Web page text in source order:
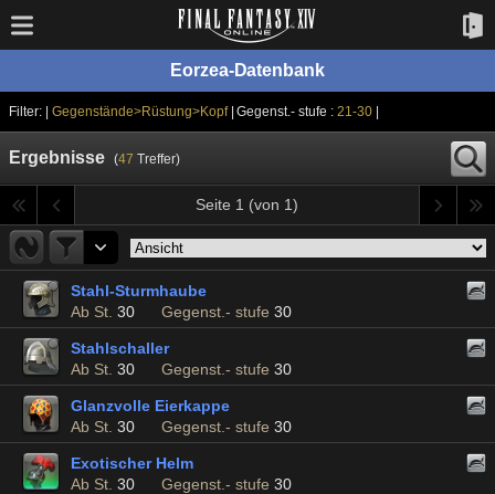
Eorzea-Datenbank
Filter: | Gegenstände>Rüstung>Kopf | Gegenst.- stufe :21-30
Ergebnisse (47 Treffer)
Seite 1 (von 1)
Stahl-Sturmhaube
Ab St. 30 Gegenst.- stufe 30
Stahlschaller
Ab St. 30 Gegenst.- stufe 30
Glanzvolle Eierkappe
Ab St. 30 Gegenst.- stufe 30
Exotischer Helm
Ab St. 30 Gegenst.- stufe 30